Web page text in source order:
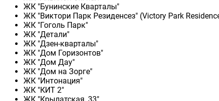
ЖК "Бунинские Кварталы"
ЖК "Виктори Парк Резиденсез" (Victory Park
ЖК "Гоголь Парк"
ЖК "Детали"
ЖК "Дзен-кварталы"
ЖК "Дом Горизонтов"
ЖК "Дом Дау"
ЖК "Дом на Зорге"
ЖК "Интонация"
ЖК "КИТ 2"